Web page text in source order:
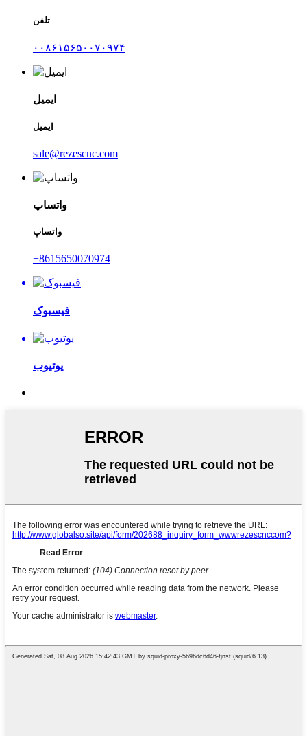
تلفن
۰۰۸۶۱۵۶۵۰۰۷۰۹۷۴
ایمیل
ایمیل
sale@rezescnc.com
واتساپ
واتساپ
‎+8615650070974‎
فیسبوک
یوتیوب